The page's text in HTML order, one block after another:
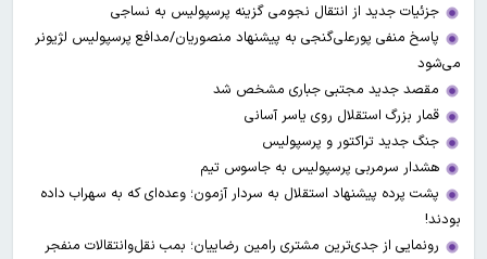
جزئیات جدید از انتقال نجومی گزینه پرسپولیس به نساجی
پاسخ منفی پورعلی‌گنجی به پیشنهاد منصوریان/مدافع پرسپولیس لژیونر
می‌شود
مقصد جدید مجتبی جباری مشخص شد
قمار بزرگ استقلال روی یاسر آسانی
جنگ جدید تراکتور و پرسپولیس
هشدار سرمربی پرسپولیس به جاسوس تیم
پشت پرده پیشنهاد استقلال به سردار آزمون؛ وعده‌ای که به سهراب داده
بودند!
رونمایی از جدی‌ترین مشتری رامین رضاییان؛ بمب نقل‌وانتقالات منفجر